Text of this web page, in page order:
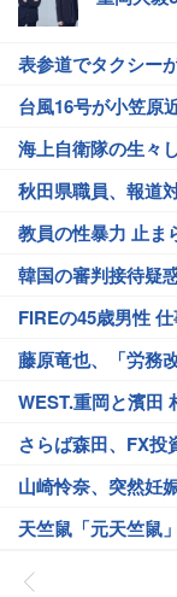
表参道でタクシー
台風16号が小笠原
海上自衛隊の生々
秋田県職員、報道
教員の性暴力 止ま
韓国の審判接待疑
FIREの45歳男性
藤原竜也、「労務
WEST.重岡と濱田
さらば森田、FX投
山崎怜奈、突然妊
天竺鼠「元天竺鼠